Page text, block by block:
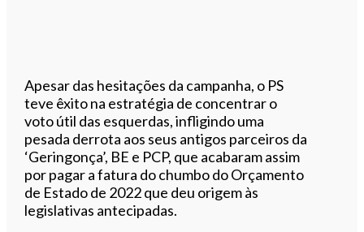
Apesar das hesitações da campanha, o PS
teve êxito na estratégia de concentrar o
voto útil das esquerdas, infligindo uma
pesada derrota aos seus antigos parceiros da
‘Geringonça’, BE e PCP, que acabaram assim
por pagar a fatura do chumbo do Orçamento
de Estado de 2022 que deu origem às
legislativas antecipadas.